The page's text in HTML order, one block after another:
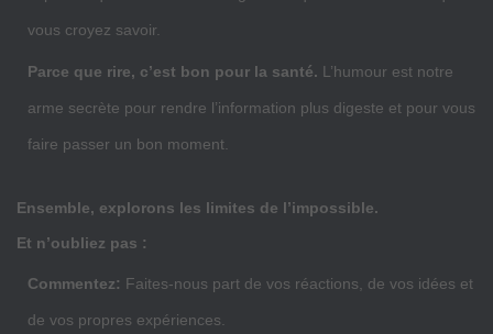
vous croyez savoir.
Parce que rire, c’est bon pour la santé. L’humour est notre
arme secrète pour rendre l’information plus digeste et pour vous
faire passer un bon moment.
Ensemble, explorons les limites de l’impossible.
Et n’oubliez pas :
Commentez: Faites-nous part de vos réactions, de vos idées et
de vos propres expériences.